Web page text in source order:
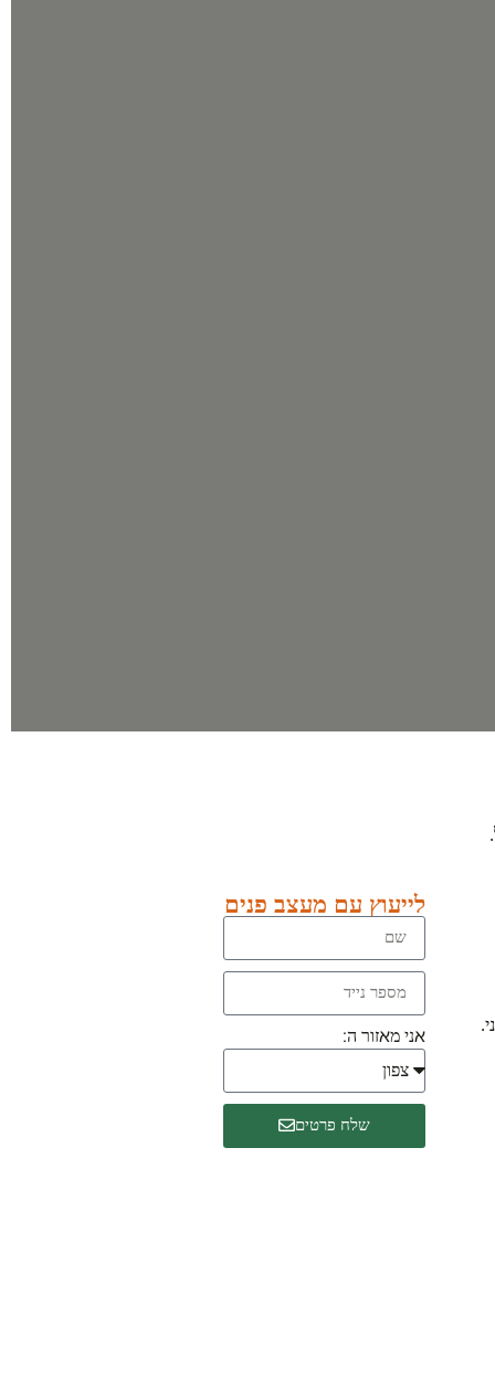
לייעוץ עם מעצב פנים
אני מאזור ה:
שלח פרטים